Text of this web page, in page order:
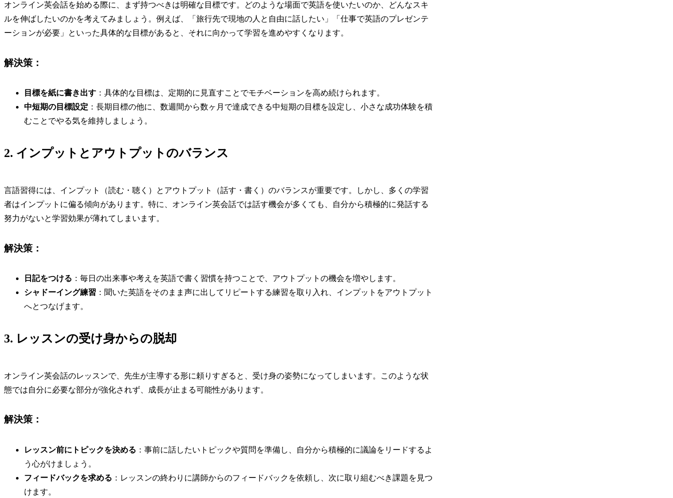
オンライン英会話を始める際に、まず持つべきは明確な目標です。どのような場面で英語を使いたいのか、どんなスキ
ルを伸ばしたいのかを考えてみましょう。例えば、「旅行先で現地の人と自由に話したい」「仕事で英語のプレゼンテ
ーションが必要」といった具体的な目標があると、それに向かって学習を進めやすくなります。
解決策：
目標を紙に書き出す ：具体的な目標は、定期的に見直すことでモチベーションを高め続けられます。
中短期の目標設定 ：長期目標の他に、数週間から数ヶ月で達成できる中短期の目標を設定し、小さな成功体験を積
むことでやる気を維持しましょう。
2. インプットとアウトプットのバランス
言語習得には、インプット（読む・聴く）とアウトプット（話す・書く）のバランスが重要です。しかし、多くの学習
者はインプットに偏る傾向があります。特に、オンライン英会話では話す機会が多くても、自分から積極的に発話する
努力がないと学習効果が薄れてしまいます。
解決策：
日記をつける ：毎日の出来事や考えを英語で書く習慣を持つことで、アウトプットの機会を増やします。
シャドーイング練習 ：聞いた英語をそのまま声に出してリピートする練習を取り入れ、インプットをアウトプット
へとつなげます。
3. レッスンの受け身からの脱却
オンライン英会話のレッスンで、先生が主導する形に頼りすぎると、受け身の姿勢になってしまいます。このような状
態では自分に必要な部分が強化されず、成長が止まる可能性があります。
解決策：
レッスン前にトピックを決める ：事前に話したいトピックや質問を準備し、自分から積極的に議論をリードするよ
う心がけましょう。
フィードバックを求める ：レッスンの終わりに講師からのフィードバックを依頼し、次に取り組むべき課題を見つ
けます。